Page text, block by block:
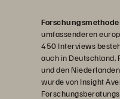
umfassenderen
450 Interviews
auch in Deutschland,
und den
wurde von Insight